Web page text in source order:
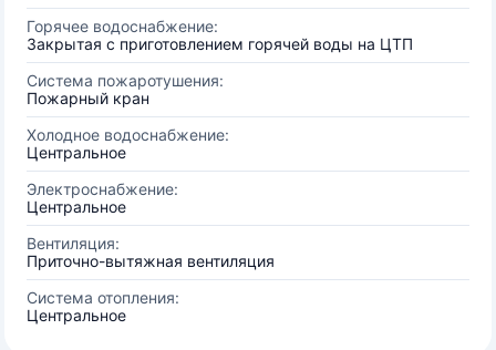
Горячее водоснабжение:
Закрытая с приготовлением горячей воды на ЦТП
Система пожаротушения:
Пожарный кран
Холодное водоснабжение:
Центральное
Электроснабжение:
Центральное
Вентиляция:
Приточно-вытяжная вентиляция
Система отопления:
Центральное